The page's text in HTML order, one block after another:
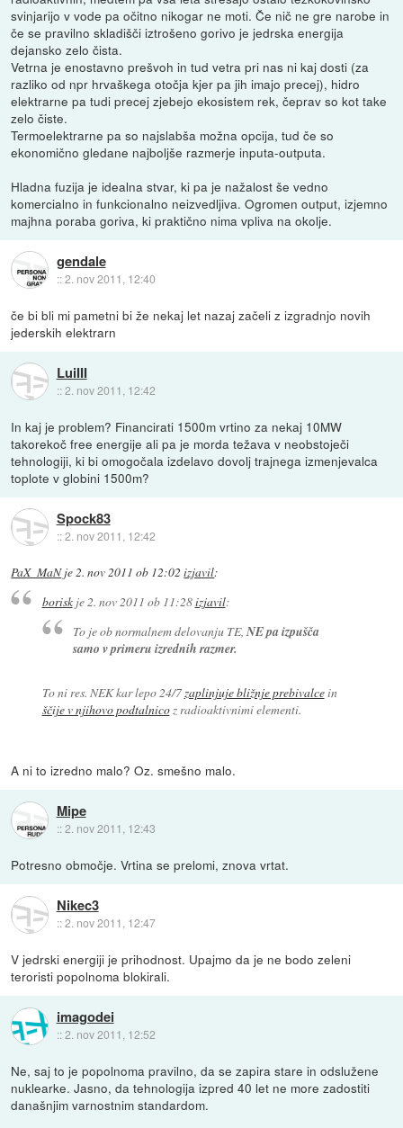
svinjarijo v vode pa očitno nikogar ne moti. Če nič ne gre narobe in
če se pravilno skladišči iztrošeno gorivo je jedrska energija
dejansko zelo čista.
Vetrna je enostavno prešvoh in tud vetra pri nas ni kaj dosti (za
razliko od npr hrvaškega otočja kjer pa jih imajo precej), hidro
elektrarne pa tudi precej zjebejo ekosistem rek, čeprav so kot take
zelo čiste.
Termoelektrarne pa so najslabša možna opcija, tud če so
ekonomično gledane najboljše razmerje inputa-outputa.
Hladna fuzija je idealna stvar, ki pa je nažalost še vedno
komercialno in funkcionalno neizvedljiva. Ogromen output, izjemno
majhna poraba goriva, ki praktično nima vpliva na okolje.
gendale
::2. nov 2011, 12:40
če bi bli mi pametni bi že nekaj let nazaj začeli z izgradnjo novih
jederskih elektrarn
LuiIII
::2. nov 2011, 12:42
In kaj je problem? Financirati 1500m vrtino za nekaj 10MW
takorekoč free energije ali pa je morda težava v neobstoječi
tehnologiji, ki bi omogočala izdelavo dovolj trajnega izmenjevalca
toplote v globini 1500m?
Spock83
::2. nov 2011, 12:42
PaX_MaNje2. nov 2011 ob 12:02 izjavil:
boriskje2. nov 2011 ob 11:28izjavil:
To je ob normalnem delovanju TE,NE pa izpušča
samo v primeru izrednih razmer.
To ni res. NEK kar lepo 24/7zaplinjuje bližnje prebivalcein
ščije v njihovo podtalnicoz radioaktivnimi elementi.
A ni to izredno malo? Oz. smešno malo.
Mipe
::2. nov 2011, 12:43
Potresno območje. Vrtina se prelomi, znova vrtat.
Nikec3
::2. nov 2011, 12:47
V jedrski energiji je prihodnost. Upajmo da je ne bodo zeleni
teroristi popolnoma blokirali.
imagodei
::2. nov 2011, 12:52
Ne, saj to je popolnoma pravilno, da se zapira stare in odslužene
nuklearke. Jasno, da tehnologija izpred 40 let ne more zadostiti
današnjim varnostnim standardom.